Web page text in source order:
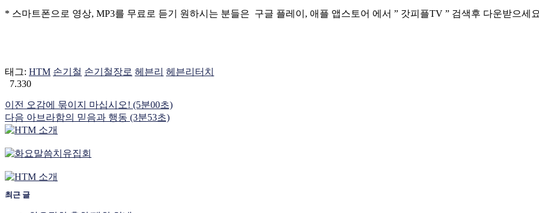
* 스마트폰으로 영상, MP3를 무료로 듣기 원하시는 분들은 구글 플레이, 애플 앱스토어 에서 ” 갓피플TV ” 검색후 다운받으세
태그: HTM 손기철 손기철장로 헤븐리 헤븐리터치
7.330
이전 오감에 묶이지 마십시오! (5분00초)
다음 아브라함의 믿음과 행동 (3분53초)
최근 글